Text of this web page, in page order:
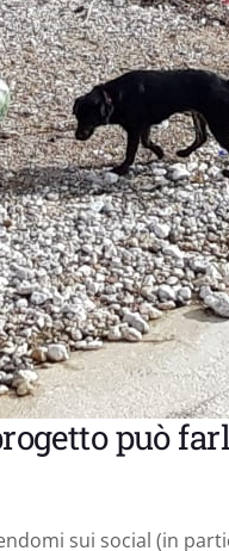
può
sui social (in